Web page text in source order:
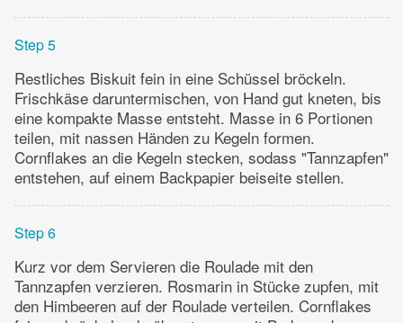
Step 5
Restliches Biskuit fein in eine Schüssel bröckeln.
Frischkäse daruntermischen, von Hand gut kneten, bis
eine kompakte Masse entsteht. Masse in 6 Portionen
teilen, mit nassen Händen zu Kegeln formen.
Cornflakes an die Kegeln stecken, sodass "Tannzapfen"
entstehen, auf einem Backpapier beiseite stellen.
Step 6
Kurz vor dem Servieren die Roulade mit den
Tannzapfen verzieren. Rosmarin in Stücke zupfen, mit
den Himbeeren auf der Roulade verteilen. Cornflakes